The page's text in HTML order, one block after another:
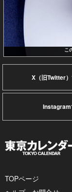
こ
X（旧Twitter
Instagram
TOPページ